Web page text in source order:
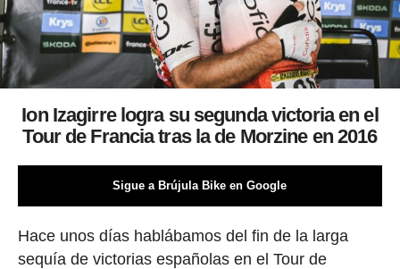
Ion Izagirre logra su segunda victoria en el
Tour de Francia tras la de Morzine en 2016
Sigue a Brújula Bike en Google
Hace unos días hablábamos del fin de la larga
sequía de victorias españolas en el Tour de